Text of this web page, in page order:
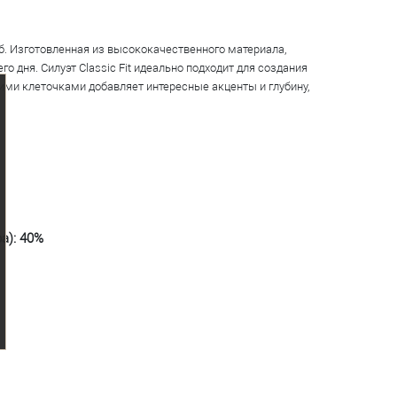
из высококачественного материала,
дня. Силуэт Classic Fit идеально подходит для создания
клеточками добавляет интересные акценты и глубину,
40%